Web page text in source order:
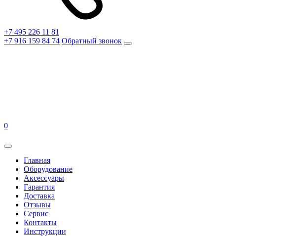
+7 495 226 11 81
+7 916 159 84 74 Обратный звонок
0
Главная
Оборудование
Аксессуары
Гарантия
Доставка
Отзывы
Сервис
Контакты
Инструкции